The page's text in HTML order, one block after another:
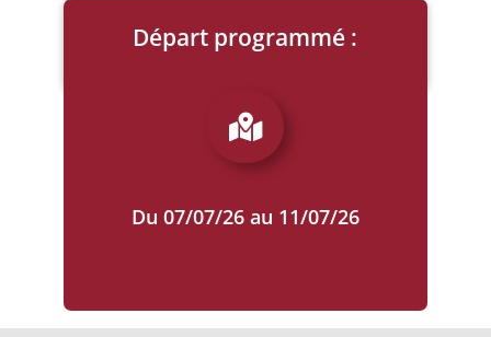
Départ programmé :
RETOUR À LA LISTE

Du 07/07/26 au 11/07/26